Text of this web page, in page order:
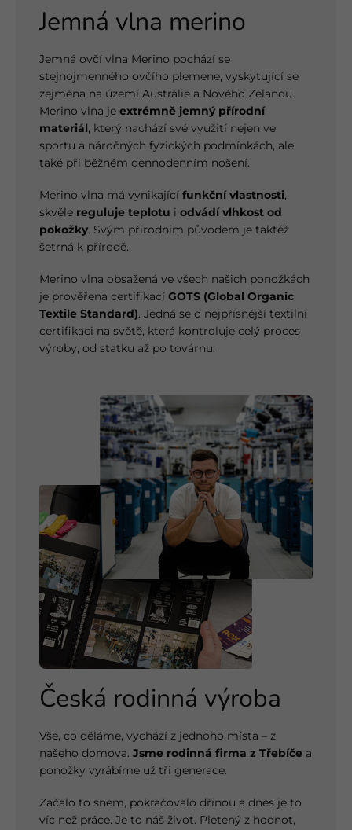
Jemná vlna merino
Jemná ovčí vlna Merino pochází se
stejnojmenného ovčího plemene, vyskytující se
zejména na území Austrálie a Nového Zélandu.
Merino vlna je extrémně jemný přírodní
materiál, který nachází své využití nejen ve
sportu a náročných fyzických podmínkách, ale
také při běžném dennodenním nošení.
Merino vlna má vynikající funkční vlastnosti,
skvěle reguluje teplotu i odvádí vlhkost od
pokožky. Svým přírodním původem je taktéž
šetrná k přírodě.
Merino vlna obsažená ve všech našich ponožkách
je prověřena certifikací GOTS (Global Organic
Textile Standard). Jedná se o nejpřísnější textilní
certifikaci na světě, která kontroluje celý proces
výroby, od statku až po továrnu.
Česká rodinná výroba
Vše, co děláme, vychází z jednoho místa – z
našeho domova. Jsme rodinná firma z Třebíče a
ponožky vyrábíme už tři generace.
Začalo to snem, pokračovalo dřinou a dnes je to
víc než práce. Je to náš život. Pletený z hodnot,